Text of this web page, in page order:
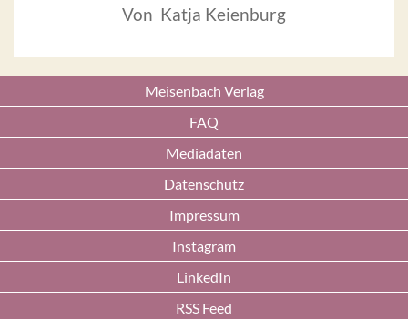
Von Katja Keienburg
Meisenbach Verlag
FAQ
Mediadaten
Datenschutz
Impressum
Instagram
LinkedIn
RSS Feed